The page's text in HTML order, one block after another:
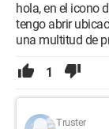
hola, en el icono
tengo abrir
una multitud de
1
Truster